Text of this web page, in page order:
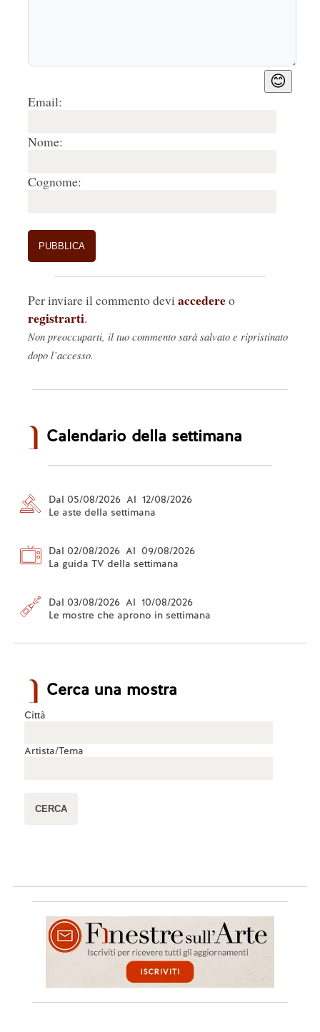
😊
Email:
Nome:
Cognome:
Per inviare il commento devi accedereo
registrarti.
Non preoccuparti, il tuo commento sarà salvato e ripristinato
dopo l’accesso.
Calendario della settimana
Dal 05/08/2026 Al 12/08/2026
Le aste della settimana
Dal 02/08/2026 Al 09/08/2026
La guida TV della settimana
Dal 03/08/2026 Al 10/08/2026
Le mostre che aprono in settimana
Cerca una mostra
Città
Artista/Tema